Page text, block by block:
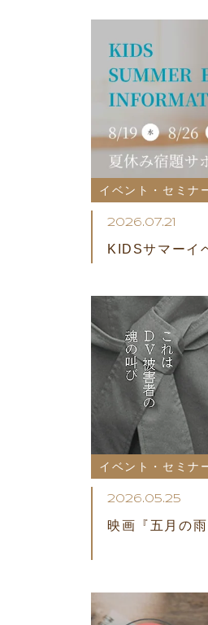
イベント・セミナ
2026.07.21
KIDSサマーイ
イベント・セミナ
2026.05.25
映画『五月の雨